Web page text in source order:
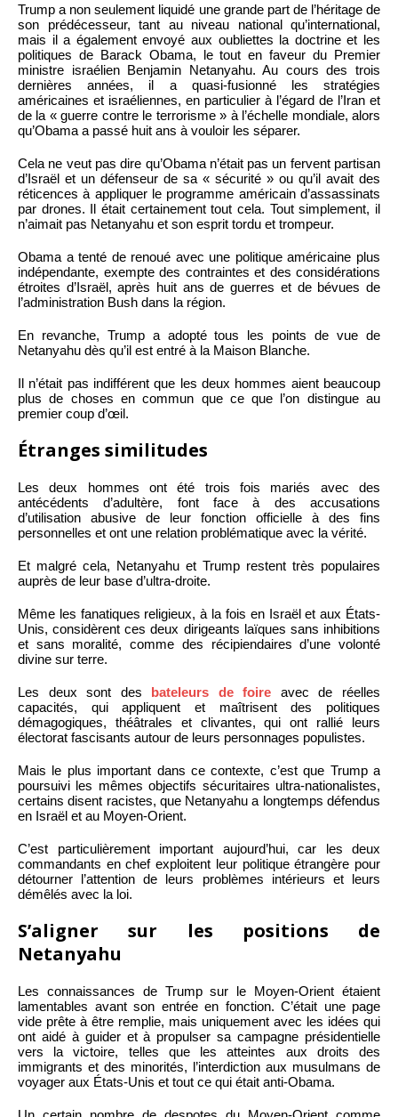
Trump a non seulement liquidé une grande part de l’héritage de
son prédécesseur, tant au niveau national qu’international,
mais il a également envoyé aux oubliettes la doctrine et les
politiques de Barack Obama, le tout en faveur du Premier
ministre israélien Benjamin Netanyahu. Au cours des trois
dernières années, il a quasi-fusionné les stratégies
américaines et israéliennes, en particulier à l’égard de l’Iran et
de la « guerre contre le terrorisme » à l’échelle mondiale, alors
qu’Obama a passé huit ans à vouloir les séparer.
Cela ne veut pas dire qu’Obama n’était pas un fervent partisan
d’Israël et un défenseur de sa « sécurité » ou qu’il avait des
réticences à appliquer le programme américain d’assassinats
par drones. Il était certainement tout cela. Tout simplement, il
n’aimait pas Netanyahu et son esprit tordu et trompeur.
Obama a tenté de renoué avec une politique américaine plus
indépendante, exempte des contraintes et des considérations
étroites d’Israël, après huit ans de guerres et de bévues de
l’administration Bush dans la région.
En revanche, Trump a adopté tous les points de vue de
Netanyahu dès qu’il est entré à la Maison Blanche.
Il n’était pas indifférent que les deux hommes aient beaucoup
plus de choses en commun que ce que l’on distingue au
premier coup d’œil.
Étranges similitudes
Les deux hommes ont été trois fois mariés avec des
antécédents d’adultère, font face à des accusations
d’utilisation abusive de leur fonction officielle à des fins
personnelles et ont une relation problématique avec la vérité.
Et malgré cela, Netanyahu et Trump restent très populaires
auprès de leur base d’ultra-droite.
Même les fanatiques religieux, à la fois en Israël et aux États-
Unis, considèrent ces deux dirigeants laïques sans inhibitions
et sans moralité, comme des récipiendaires d’une volonté
divine sur terre.
Les deux sont des bateleurs de foire avec de réelles
capacités, qui appliquent et maîtrisent des politiques
démagogiques, théâtrales et clivantes, qui ont rallié leurs
électorat fascisants autour de leurs personnages populistes.
Mais le plus important dans ce contexte, c’est que Trump a
poursuivi les mêmes objectifs sécuritaires ultra-nationalistes,
certains disent racistes, que Netanyahu a longtemps défendus
en Israël et au Moyen-Orient.
C’est particulièrement important aujourd’hui, car les deux
commandants en chef exploitent leur politique étrangère pour
détourner l’attention de leurs problèmes intérieurs et leurs
démêlés avec la loi.
S’aligner sur les positions de
Netanyahu
Les connaissances de Trump sur le Moyen-Orient étaient
lamentables avant son entrée en fonction. C’était une page
vide prête à être remplie, mais uniquement avec les idées qui
ont aidé à guider et à propulser sa campagne présidentielle
vers la victoire, telles que les atteintes aux droits des
immigrants et des minorités, l’interdiction aux musulmans de
voyager aux États-Unis et tout ce qui était anti-Obama.